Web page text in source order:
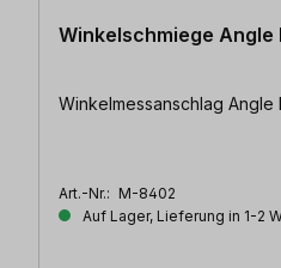
Winkelschmiege Angle
Winkelmessanschlag
Art.-Nr.: M-8402
Auf Lager, Lieferung in 1-2